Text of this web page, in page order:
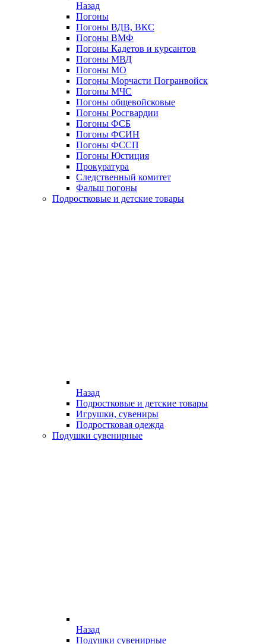
Назад
Погоны
Погоны ВДВ, ВКС
Погоны ВМФ
Погоны Кадетов и курсантов
Погоны МВД
Погоны МО
Погоны Морчасти Погранвойск
Погоны МЧС
Погоны общевойсковые
Погоны Росгвардии
Погоны ФСБ
Погоны ФСИН
Погоны ФССП
Погоны Юстиция
Прокуратура
Следственный комитет
Фальш погоны
Подростковые и детские товары
Назад
Подростковые и детские товары
Игрушки, сувениры
Подростковая одежда
Подушки сувенирные
Назад
Подушки сувенирные